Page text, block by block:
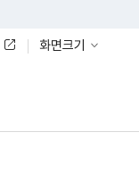
화면크기